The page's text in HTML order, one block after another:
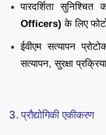
पारदर्शिता
Officers) के लिए
ईवीएम सत्यापन
सत्यापन, सुरक्षा
3. प्रौद्योगिकी एकीकरण